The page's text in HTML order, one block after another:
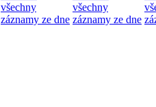
všechny
záznamy ze dne
všechny
záznamy ze dne